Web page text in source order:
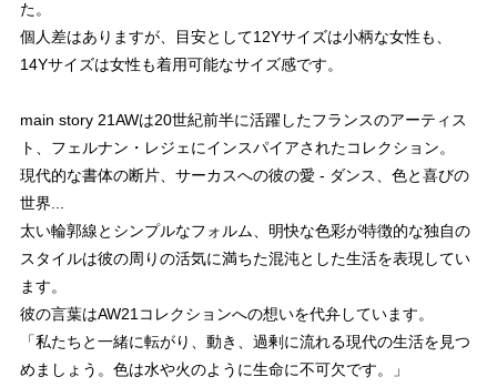
た。
個人差はありますが、目安として12Yサイズは小柄な女性も、
14Yサイズは女性も着用可能なサイズ感です。
main story 21AWは20世紀前半に活躍したフランスのアーティス
ト、フェルナン・レジェにインスパイアされたコレクション。
現代的な書体の断片、サーカスへの彼の愛 - ダンス、色と喜びの
世界...
太い輪郭線とシンプルなフォルム、明快な色彩が特徴的な独自の
スタイルは彼の周りの活気に満ちた混沌とした生活を表現してい
ます。
彼の言葉はAW21コレクションへの想いを代弁しています。
「私たちと一緒に転がり、動き、過剰に流れる現代の生活を見つ
めましょう。色は水や火のように生命に不可欠です。」